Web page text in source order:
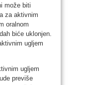
može biti
za aktivnim
oralnom
biće uklonjen.
ugljem
ugljem
previše